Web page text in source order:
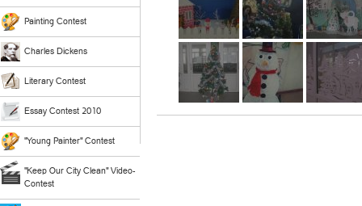
Painting Contest
Charles Dickens
Literary Contest
Essay Contest 2010
"Young Painter" Contest
"Keep Our City Clean" Video-
Contest